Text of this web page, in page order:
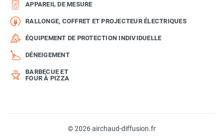
APPAREIL DE MESURE
RALLONGE, COFFRET ET PROJECTEUR ÉLECTRIQUES
ÉQUIPEMENT DE PROTECTION INDIVIDUELLE
DÉNEIGEMENT
BARBECUE ET
FOUR À PIZZA
© 2026 airchaud-diffusion.fr